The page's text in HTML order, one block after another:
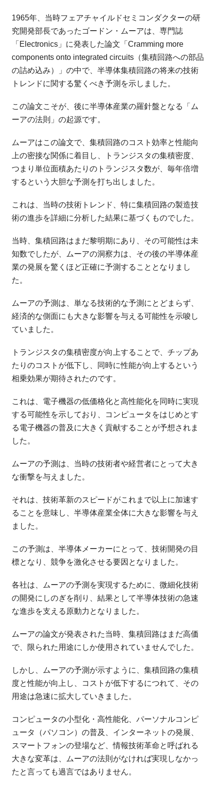
1965年、当時フェアチャイルドセミコンダクターの研
究開発部長であったゴードン・ムーアは、専門誌
「Electronics」に発表した論文「Cramming more
components onto integrated circuits（集積回路への部品
の詰め込み）」の中で、半導体集積回路の将来の技術
トレンドに関する驚くべき予測を示しました。
この論文こそが、後に半導体産業の羅針盤となる「ム
ーアの法則」の起源です。
ムーアはこの論文で、集積回路のコスト効率と性能向
上の密接な関係に着目し、トランジスタの集積密度、
つまり単位面積あたりのトランジスタ数が、毎年倍増
するという大胆な予測を打ち出しました。
これは、当時の技術トレンド、特に集積回路の製造技
術の進歩を詳細に分析した結果に基づくものでした。
当時、集積回路はまだ黎明期にあり、その可能性は未
知数でしたが、ムーアの洞察力は、その後の半導体産
業の発展を驚くほど正確に予測することとなりまし
た。
ムーアの予測は、単なる技術的な予測にとどまらず、
経済的な側面にも大きな影響を与える可能性を示唆し
ていました。
トランジスタの集積密度が向上することで、チップあ
たりのコストが低下し、同時に性能が向上するという
相乗効果が期待されたのです。
これは、電子機器の低価格化と高性能化を同時に実現
する可能性を示しており、コンピュータをはじめとす
る電子機器の普及に大きく貢献することが予想されま
した。
ムーアの予測は、当時の技術者や経営者にとって大き
な衝撃を与えました。
それは、技術革新のスピードがこれまで以上に加速す
ることを意味し、半導体産業全体に大きな影響を与え
ました。
この予測は、半導体メーカーにとって、技術開発の目
標となり、競争を激化させる要因となりました。
各社は、ムーアの予測を実現するために、微細化技術
の開発にしのぎを削り、結果として半導体技術の急速
な進歩を支える原動力となりました。
ムーアの論文が発表された当時、集積回路はまだ高価
で、限られた用途にしか使用されていませんでした。
しかし、ムーアの予測が示すように、集積回路の集積
度と性能が向上し、コストが低下するにつれて、その
用途は急速に拡大していきました。
コンピュータの小型化・高性能化、パーソナルコンピ
ュータ（パソコン）の普及、インターネットの発展、
スマートフォンの登場など、情報技術革命と呼ばれる
大きな変革は、ムーアの法則がなければ実現しなかっ
たと言っても過言ではありません。